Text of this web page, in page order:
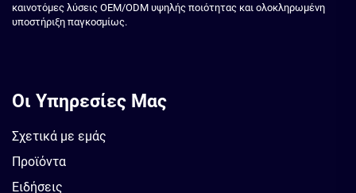
καινοτόμες λύσεις OEM/ODM υψηλής ποιότητας και ολοκληρωμένη
υποστήριξη παγκοσμίως.
Οι Υπηρεσίες Μας
Σχετικά με εμάς
Προϊόντα
Ειδήσεις